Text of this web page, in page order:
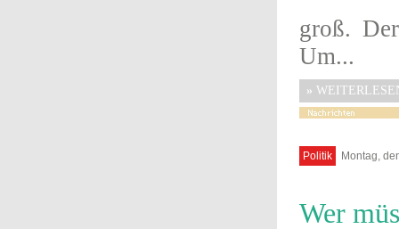
groß.
Um...
»
Politik Montag,
Wer